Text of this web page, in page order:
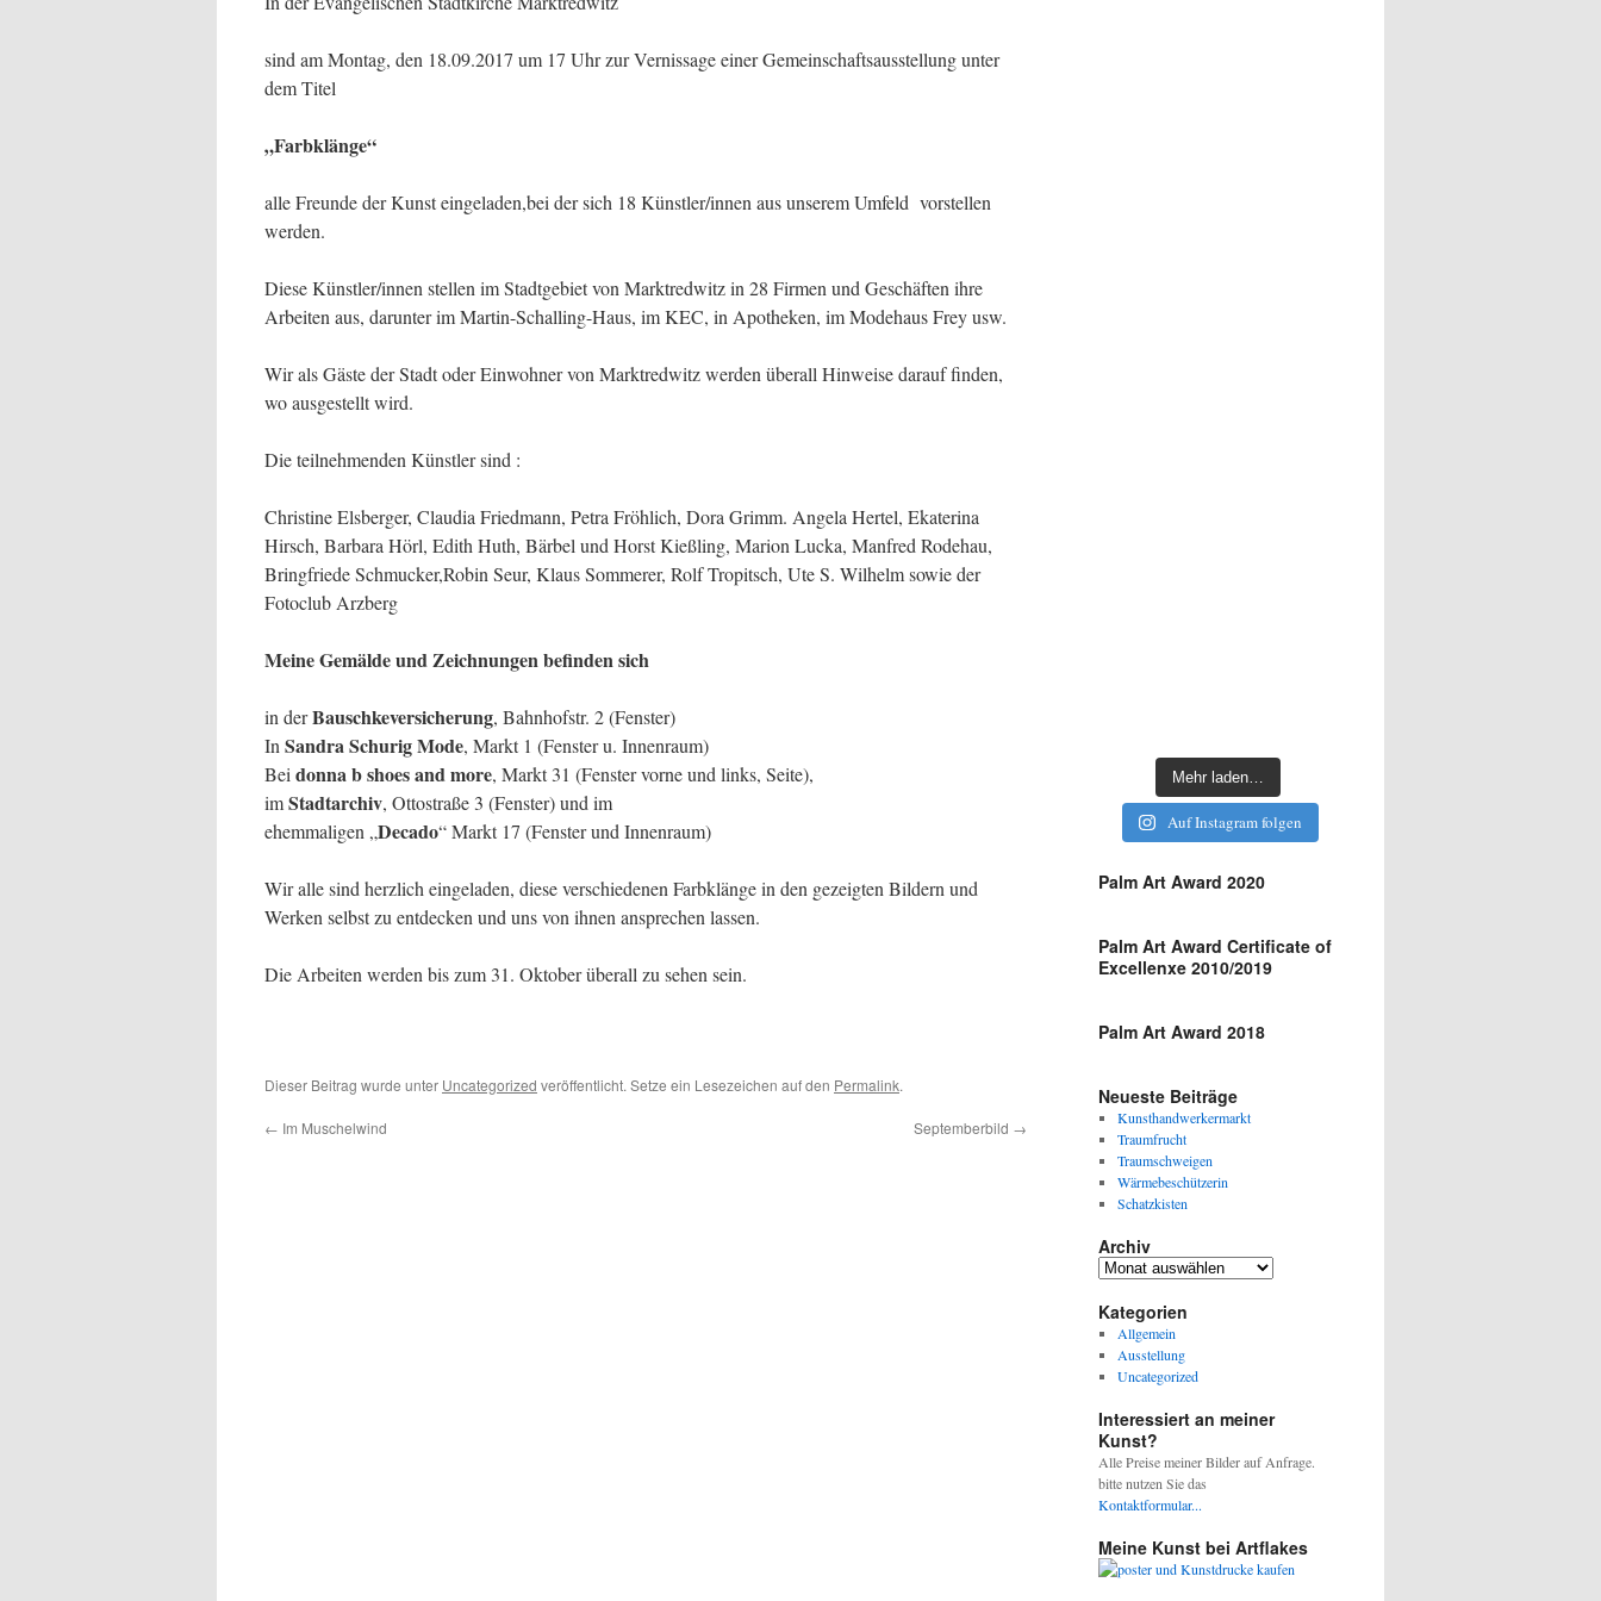
sind am Montag, den 18.09.2017 um 17 Uhr zur Vernissage einer Gemeinschaftsausstellung unter
dem Titel
„Farbklänge“
alle Freunde der Kunst eingeladen,bei der sich 18 Künstler/innen aus unserem Umfeld vorstellen
werden.
Diese Künstler/innen stellen im Stadtgebiet von Marktredwitz in 28 Firmen und Geschäften ihre
Arbeiten aus, darunter im Martin-Schalling-Haus, im KEC, in Apotheken, im Modehaus Frey usw.
Wir als Gäste der Stadt oder Einwohner von Marktredwitz werden überall Hinweise darauf finden,
wo ausgestellt wird.
Die teilnehmenden Künstler sind :
Christine Elsberger, Claudia Friedmann, Petra Fröhlich, Dora Grimm. Angela Hertel, Ekaterina
Hirsch, Barbara Hörl, Edith Huth, Bärbel und Horst Kießling, Marion Lucka, Manfred Rodehau,
Bringfriede Schmucker,Robin Seur, Klaus Sommerer, Rolf Tropitsch, Ute S. Wilhelm sowie der
Fotoclub Arzberg
Meine Gemälde und Zeichnungen befinden sich
in derBauschkeversicherung, Bahnhofstr. 2 (Fenster)
In Sandra Schurig Mode, Markt 1 (Fenster u. Innenraum)
Bei donna b shoes and more, Markt 31 (Fenster vorne und links, Seite),
imStadtarchiv, Ottostraße 3 (Fenster) und im
ehemmaligen „Decado“ Markt 17 (Fenster und Innenraum)
Wir alle sind herzlich eingeladen, diese verschiedenen Farbklänge in den gezeigten Bildern und
Werken selbst zu entdecken und uns von ihnen ansprechen lassen.
Die Arbeiten werden bis zum 31. Oktober überall zu sehen sein.
Dieser Beitrag wurde unter Uncategorized veröffentlicht. Setze ein Lesezeichen auf den Permalink.
← Im Muschelwind Septemberbild →
Mehr laden…
Auf Instagram folgen
Palm Art Award 2020
Palm Art Award Certificate of
Excellenxe 2010/2019
Palm Art Award 2018
Neueste Beiträge
Kunsthandwerkermarkt
Traumfrucht
Traumschweigen
Wärmebeschützerin
Schatzkisten
Archiv
Archiv
Kategorien
Allgemein
Ausstellung
Uncategorized
Interessiert an meiner
Kunst?
Alle Preise meiner Bilder auf Anfrage.
bitte nutzen Sie das
Kontaktformular...
Meine Kunst bei Artflakes